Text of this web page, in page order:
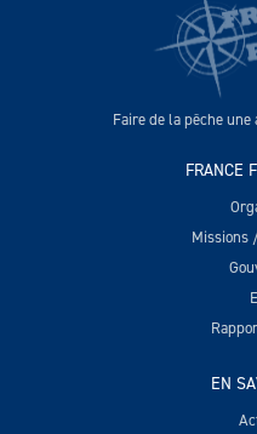
Faire de la pêche
FRANCE
Missions
EN